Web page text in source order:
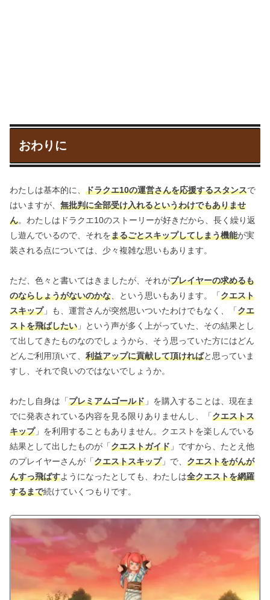
おわりに
わたしは基本的に、 ドラクエ10の運営さんを応援するスタンスで
はいますが、 無批判に全部受け入れるというわけでもありませ
ん。わたしはドラクエ10のストーリーが好きだから、長く繰り返
し遊んでいるので、それをまるごとスキップしてしまう機能が実
装される点については、少々複雑な思いもあります。
ただ、色々と書いてはきましたが、それがプレイヤーの求めるも
のならしょうがないのかな 、という思いもあります。「クエスト
スキップ」も、運営さんが突然思いついたわけでもなく、「クエ
ストを飛ばしたい 」という声が多く上がっていた、その結果とし
て出してきたものなのでしょうから、そう思っていた方にはどん
どんご利用頂いて、 利益アップに貢献して頂ければと思っていま
すし、それで良いのではないでしょうか。
わたし自身は「プレミアムゴールド 」を購入することは、現在ま
でに発表されている内容を見る限りありませんし、「クエストス
キップ」を利用することもありません。クエストを楽しんでいる
結果として出したものが「クエストガイド 」ですから、たとえ他
のプレイヤーさんが「クエストスキップ」で、 クエストをがんが
んすっ飛ばすようになったとしても、わたしは全クエストを網羅
するまで続けていくつもりです。